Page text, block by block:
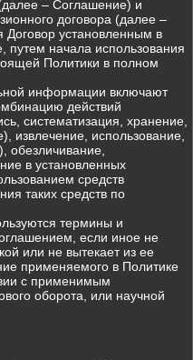
– Соглашение) и
договора (далее –
Договор установленным в
начала использования
Политики в полном
информации включают
действий
систематизация, хранение,
извлечение, использование,
обезличивание,
в установленных
средств
таких средств по
термины и
если иное не
или не вытекает из ее
применяемого в Политике
с применимым
оборота, или научной